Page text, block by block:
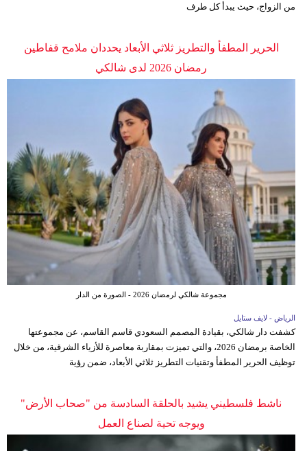
من الزواج، حيث يبدأ كل طرف
الحرير المطفأ والتطريز ثلاثي الأبعاد يحددان ملامح قفاطين
رمضان 2026 لدى شالكي
مجموعة شالكي لرمضان 2026 - الصورة من الدار
الرياض - لايف ستايل
كشفت دار شالكي، بقيادة المصمم السعودي قاسم القاسم، عن مجموعتها
الخاصة برمضان 2026، والتي تميزت بمقاربة معاصرة للأزياء الشرقية، من خلال
توظيف الحرير المطفأ وتقنيات التطريز ثلاثي الأبعاد، ضمن رؤية
ناشط فلسطيني يشيد بالحلقة السادسة من "صحاب الأرض"
ويوجه تحية لصناع العمل